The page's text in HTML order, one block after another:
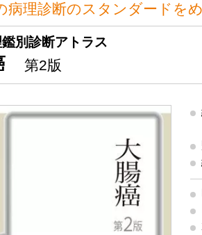
病理診断のスタンダードを
別診断アトラス
第2版